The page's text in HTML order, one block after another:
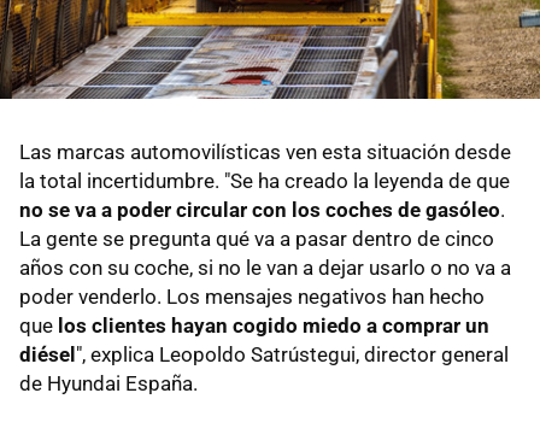
Las marcas automovilísticas ven esta situación desde
la total incertidumbre. "Se ha creado la leyenda de que
no se va a poder circular con los coches de gasóleo.
La gente se pregunta qué va a pasar dentro de cinco
años con su coche, si no le van a dejar usarlo o no va a
poder venderlo. Los mensajes negativos han hecho
que los clientes hayan cogido miedo a comprar un
diésel", explica Leopoldo Satrústegui, director general
de Hyundai España.